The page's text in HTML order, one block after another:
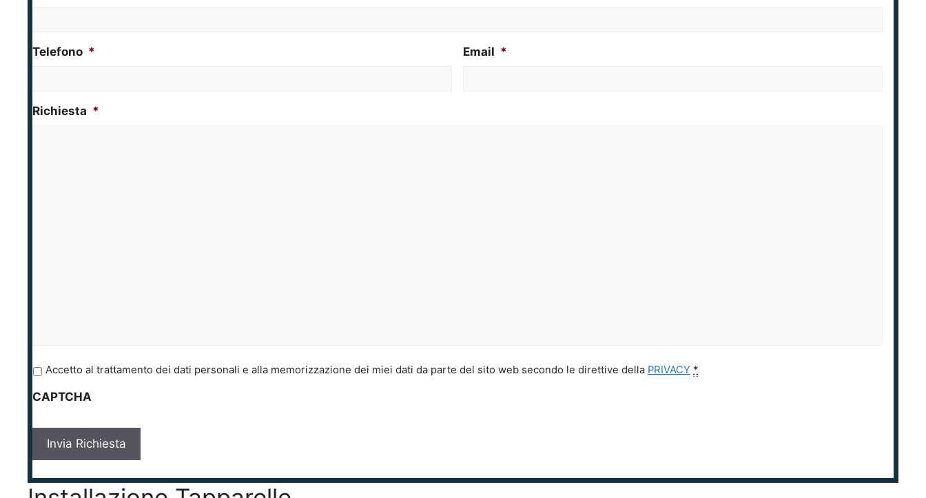
Telefono * Email *
Richiesta *
P
i
a
y
*
Accetto al trattamento dei dati personali e alla memorizzazione dei miei dati da parte del sito web secondo le direttive della PRIVACY *
CAPTCHA